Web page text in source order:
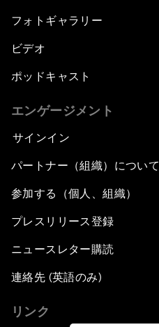
フォトギャラリー
ビデオ
ポッドキャスト
エンゲージメント
サインイン
パートナー（組織）について
参加する（個人、組織）
プレスリリース登録
ニュースレター購読
連絡先 (英語のみ)
リンク